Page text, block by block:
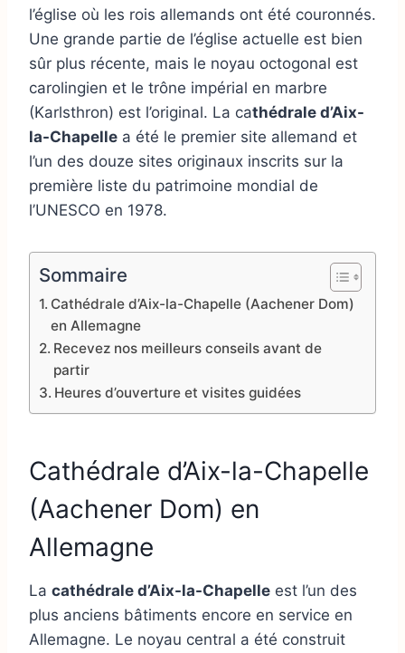
l’église où les rois allemands ont été couronnés.
Une grande partie de l’église actuelle est bien
sûr plus récente, mais le noyau octogonal est
carolingien et le trône impérial en marbre
(Karlsthron) est l’original. La cathédrale d’Aix-
la-Chapelle a été le premier site allemand et
l’un des douze sites originaux inscrits sur la
première liste du patrimoine mondial de
l’UNESCO en 1978.
Sommaire
Cathédrale d’Aix-la-Chapelle (Aachener Dom)
en Allemagne
Recevez nos meilleurs conseils avant de
partir
Heures d’ouverture et visites guidées
Cathédrale d’Aix-la-Chapelle
(Aachener Dom) en
Allemagne
La cathédrale d’Aix-la-Chapelle est l’un des
plus anciens bâtiments encore en service en
Allemagne. Le noyau central a été construit